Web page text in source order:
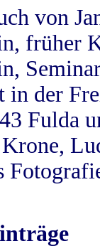
von
früher
in der
Fulda